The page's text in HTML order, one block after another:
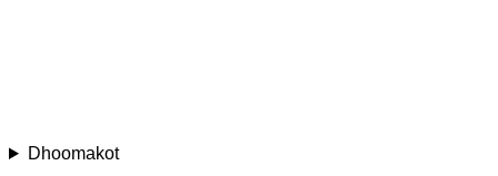
Dhoomakot